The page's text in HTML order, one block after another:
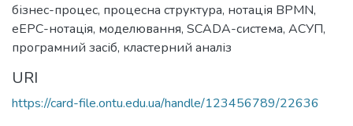
бізнес-процес, процесна структура, нотація ВРМN,
eEPC-нотацiя, моделювання, SCADA-система, АСУП,
програмний засіб, кластерний аналіз
URI
https://card-file.ontu.edu.ua/handle/123456789/22636